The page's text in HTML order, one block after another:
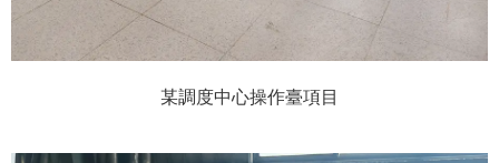
某調度中心操作臺項目